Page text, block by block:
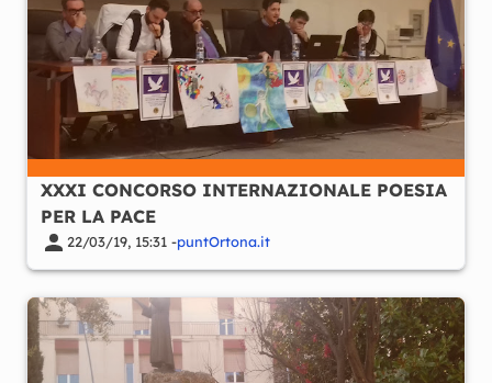
XXXI CONCORSO INTERNAZIONALE POESIA
PER LA PACE
22/03/19, 15:31 -puntOrtona.it